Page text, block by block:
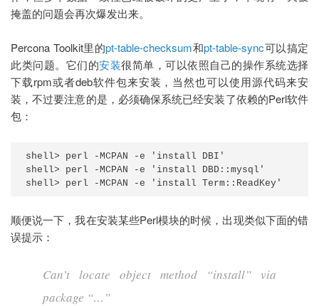
掩盖的问题会再次爆发出来。
Percona Toolkit里的pt-table-checksum和pt-table-sync可以搞定
此类问题。它们的安装很简单，可以依照自己的操作系统选择
下载rpm或者deb软件包来安装，当然也可以使用源代码来安
装，不过要注意的是，必须确保系统已经安装了依赖的Perl软件
包：
shell> perl -MCPAN -e 'install DBI'
shell> perl -MCPAN -e 'install DBD::mysql'
shell> perl -MCPAN -e 'install Term::ReadKey'
顺便说一下，我在安装某些Perl模块的时候，出现类似下面的错
误提示：
Can’t locate object method “install” via
package “…”